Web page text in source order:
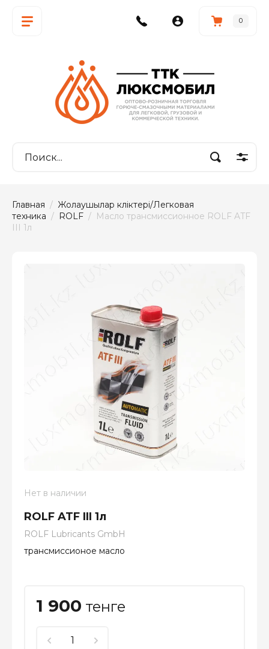
0
Главная / Жолаушылар көліктері/Легковая
техника / ROLF /  Масло трансмиссионное ROLF ATF
III 1л
Нет в наличии
ROLF ATF III 1л
ROLF Lubricants GmbH
трансмиссионое масло
1 900 тенге